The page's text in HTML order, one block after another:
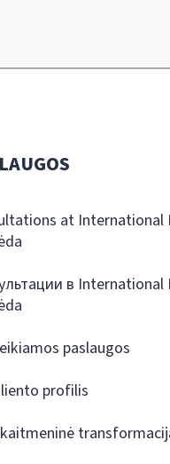
at International
в International
paslaugos
profilis